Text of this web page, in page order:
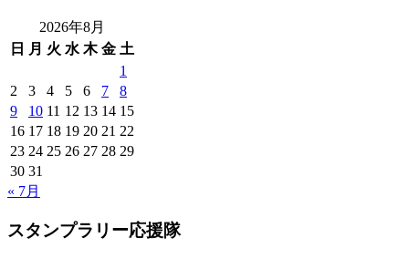
2026年8月
日
月 火 水 木 金 土
1
2
3 4 5 6 7
8
9
10 11 12 13 14 15
16 17 18 19 20 21 22
23 24 25 26 27 28 29
30 31
« 7月
スタンプラリー応援隊